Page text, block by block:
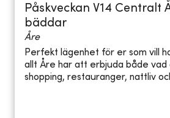
Påskveckan V14 Centralt
bäddar
Åre
Perfekt lägenhet för er som vill
allt Åre har att erbjuda både vad
shopping, restauranger, nattliv